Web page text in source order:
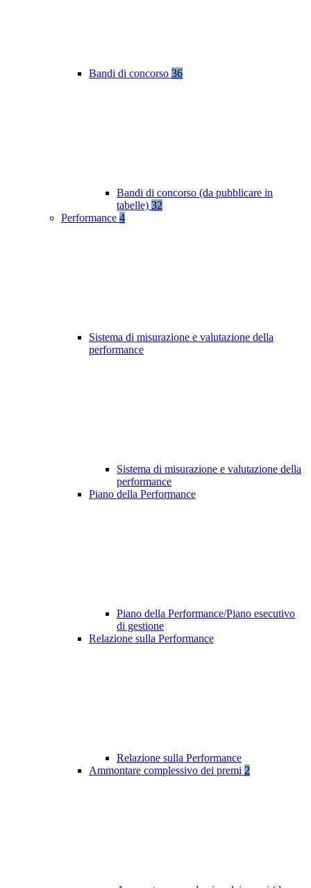
Bandi di concorso 36
Bandi di concorso (da pubblicare in
tabelle) 32
Performance 4
Sistema di misurazione e valutazione della
performance
Sistema di misurazione e valutazione della
performance
Piano della Performance
Piano della Performance/Piano esecutivo
di gestione
Relazione sulla Performance
Relazione sulla Performance
Ammontare complessivo dei premi 2